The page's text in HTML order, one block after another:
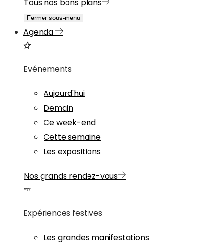
Tous nos bons plans
Fermer sous-menu
Agenda
Evénements
Aujourd'hui
Demain
Ce week-end
Cette semaine
Les expositions
Nos grands rendez-vous
Expériences festives
Les grandes manifestations